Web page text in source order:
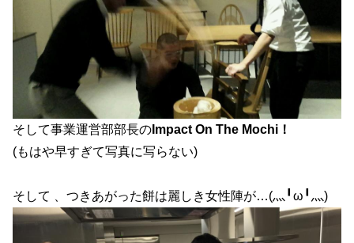
そして事業運営部部長の Impact On The Mochi！
(もはや早すぎて写真に写らない)
そして 、つきあがった餅は麗しき女性陣が…(灬╹ω╹灬)